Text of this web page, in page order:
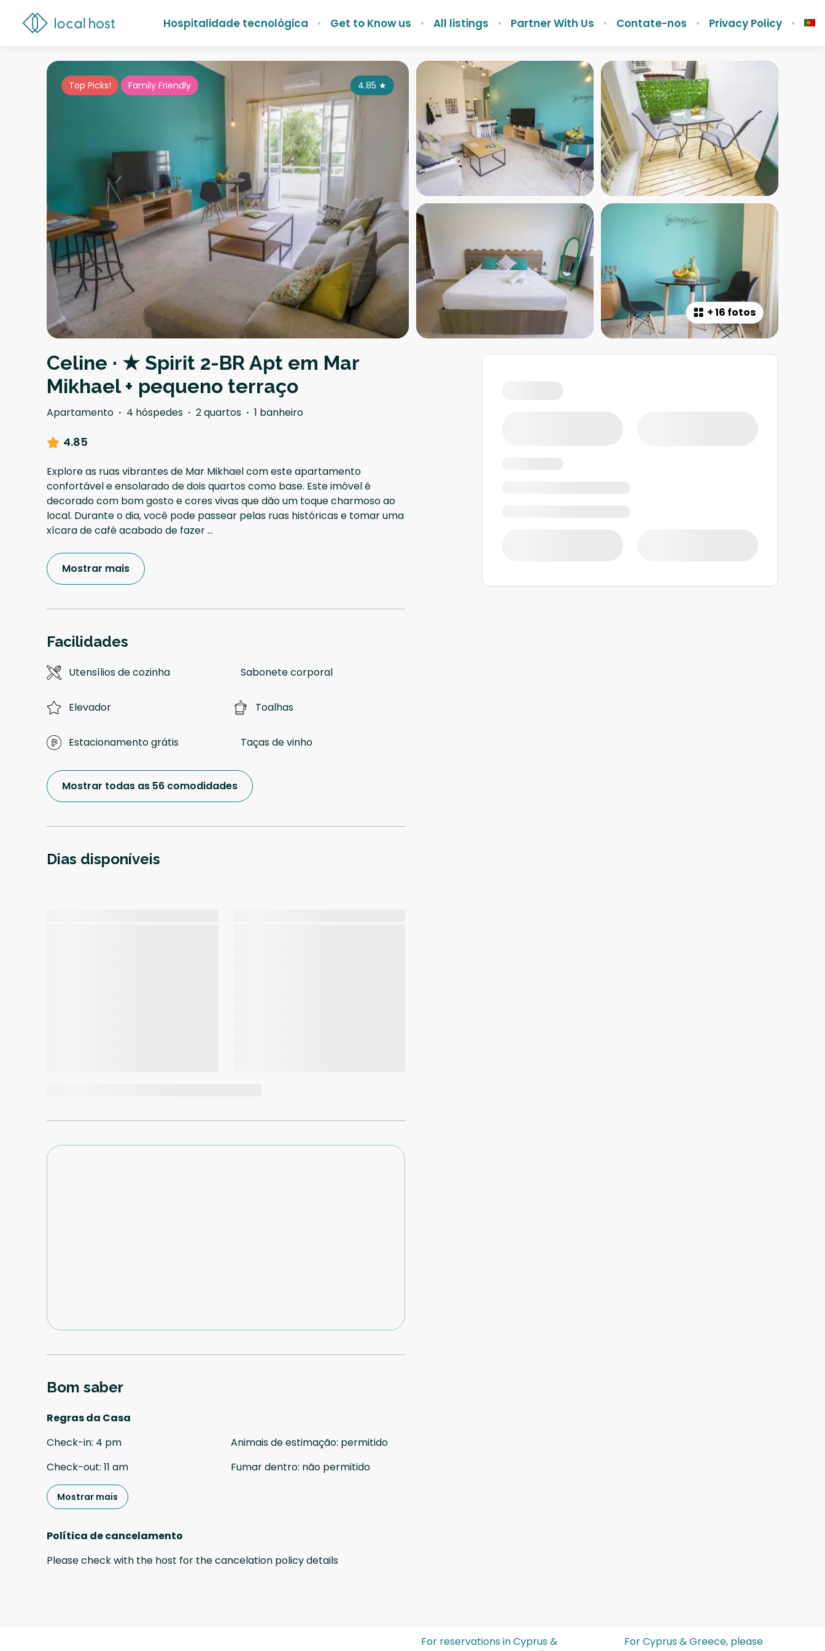
Hospitalidade tecnológica Get to Know us All listings Partner With Us Contate-nos Privacy Policy
+16 fotos
4.85 ★
Top Picks! Family Friendly
Celine · ★ Spirit 2-BR Apt em Mar
Mikhael + pequeno terraço
Apartamento · 4 hóspedes · 2 quartos · 1 banheiro
4.85
Explore as ruas vibrantes de Mar Mikhael com este apartamento
confortável e ensolarado de dois quartos como base. Este imóvel é
decorado com bom gosto e cores vivas que dão um toque charmoso ao
local. Durante o dia, você pode passear pelas ruas históricas e tomar uma
xícara de café acabado de fazer...
Mostrar mais
Facilidades
Utensílios de cozinha Sabonete corporal
Elevador Toalhas
Estacionamento grátis Taças de vinho
Mostrar todas as 56 comodidades
Dias disponíveis
Bom saber
Regras da Casa
Check-in: 4 pm
Check-out: 11 am
Animais de estimação: permitido
Fumar dentro: não permitido
Mostrar mais
Política de cancelamento
Please check with the host for the cancelation policy details
For reservations in Cyprus &
For Cyprus & Greece, please